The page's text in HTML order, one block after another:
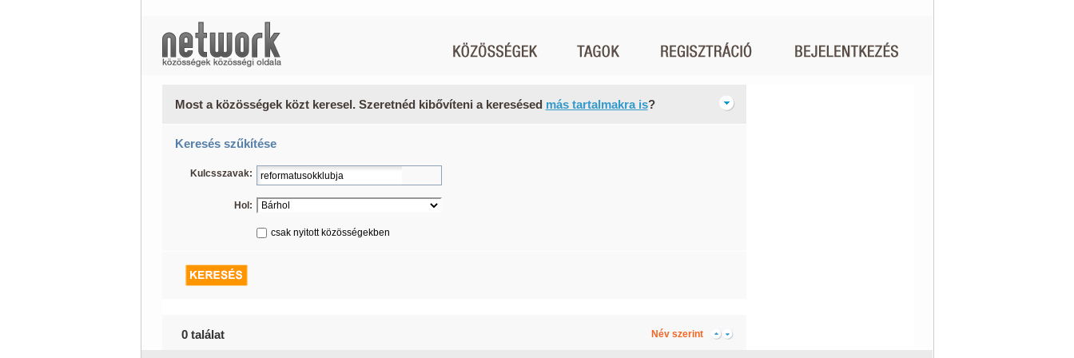
Most a közösségek közt keresel. Szeretnéd kibővíteni a keresésed más tartalmakra is?
Keresés szűkítése
Kulcsszavak:
Hol:
csak nyitott közösségekben
0 találat Név szerint